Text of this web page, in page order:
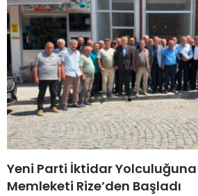
Yeni Parti İktidar Yolculuğuna
Memleketi Rize’den Başladı